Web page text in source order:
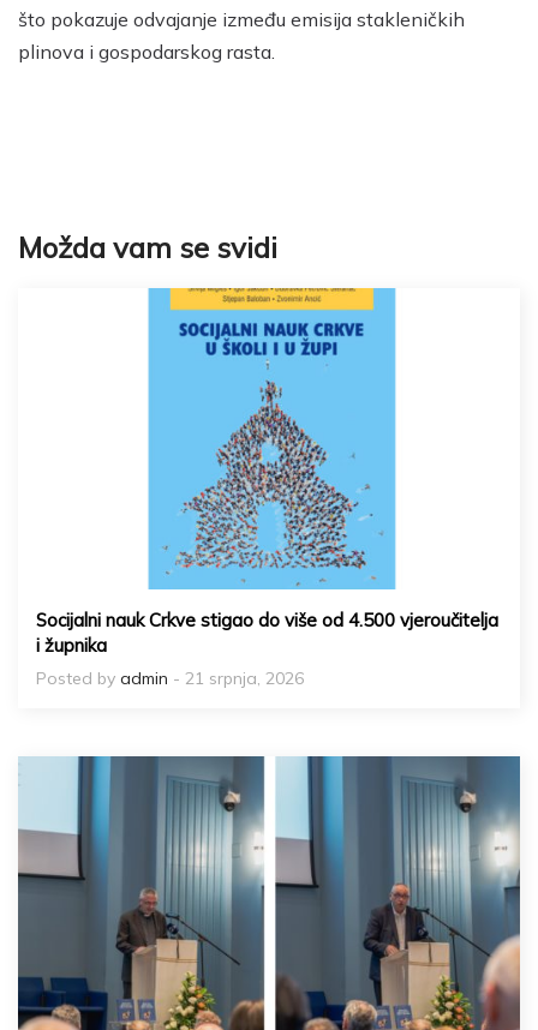
što pokazuje odvajanje između emisija stakleničkih
plinova i gospodarskog rasta.
Možda vam se svidi
Socijalni nauk Crkve stigao do više od 4.500 vjeroučitelja
i župnika
Posted by admin - 21 srpnja, 2026